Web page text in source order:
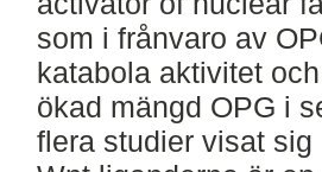
som i frånvaro av
katabola aktivitet
ökad mängd OPG i
flera studier visat